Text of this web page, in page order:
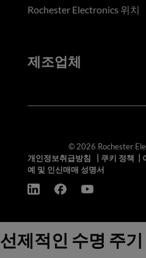
Rochester Electronics 위치
제조업체
© 2026 Rochester
개인정보취급방침
쿠키 정책
예 및 인신매매 성명서
선제적인 수명 주